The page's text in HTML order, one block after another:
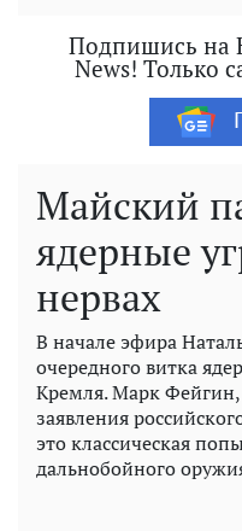
Подпишись на
News! Только
Майский
ядерные
нервах
В начале эфира
очередного витка
Кремля. Марк Фейгин,
заявления
это классическая
дальнобойного